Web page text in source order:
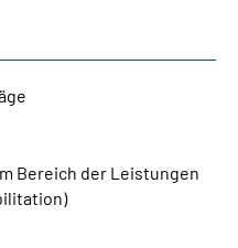
Bereich der Leistungen